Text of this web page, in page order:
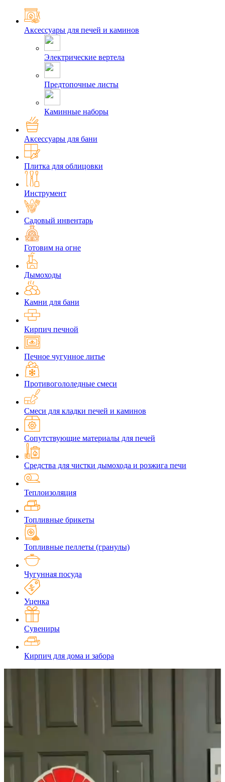
Аксессуары для печей и каминов
Электрические вертела
Предтопочные листы
Каминные наборы
Аксессуары для бани
Плитка для облицовки
Инструмент
Садовый инвентарь
Готовим на огне
Дымоходы
Камни для бани
Кирпич печной
Печное чугунное литье
Противогололедные смеси
Смеси для кладки печей и каминов
Сопутствующие материалы для печей
Средства для чистки дымохода и розжига печи
Теплоизоляция
Топливные брикеты
Топливные пеллеты (гранулы)
Чугунная посуда
Уценка
Сувениры
Кирпич для дома и забора